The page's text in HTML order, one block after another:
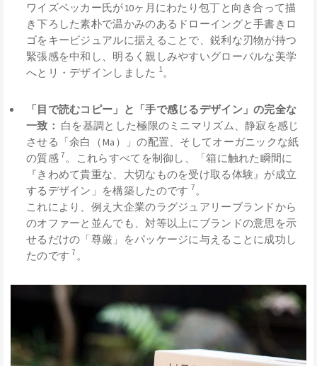
ワイズベッカー氏が10ヶ月にわたり包丁と向き合って描
き下ろした素朴で温かみのあるドローイングと手書きロ
ゴをキービジュアルに据えることで、鋭利な刃物が持つ
緊張感を中和し、明るく親しみやすいグローバルな美学
へとリ・デザインしました 1 。
「目で読むコピー」と「手で感じるデザイン」の完全な
一致： 白を基調とした極限のミニマリズム、静寂を感じ
させる「余白（Ma）」の配置、そしてオーガニックな紙
の質感 7。これらすべてを制御し、「箱に触れた瞬間に
『きわめて貴重な、大切なものを受け取る体験』が成立
するデザイン」を構築したのです 7。
これにより、例え大企業のラグジュアリーブランドから
のオファーと並んでも、対等以上にブランドの意思を示
せるだけの「尊厳」をパッケージに与えることに成功し
たのです 7 。